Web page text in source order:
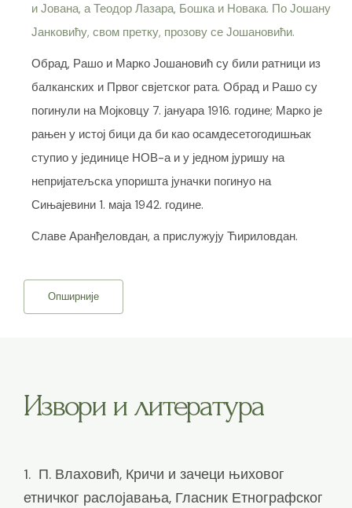
и Јована, а Теодор Лазара, Бошка и Новака. По Јошану
Јанковићу, свом претку, прозову се Јошановићи.
Обрад, Рашо и Марко Јошановић су били ратници из
балканских и Првог свјетског рата. Обрад и Рашо су
погинули на Мојковцу 7. јануара 1916. године; Марко је
рањен у истој бици да би као осамдесетогодишњак
ступио у јединице НОВ-а и у једном јуришу на
непријатељска упоришта јуначки погинуо на
Сињајевини 1. маја 1942. године.
Славе Аранђеловдан, а прислужују Ћириловдан.
Опширније
Извори и литература
1. П. Влаховић, Кричи и зачеци њиховог
етничког раслојавања, Гласник Етнографског